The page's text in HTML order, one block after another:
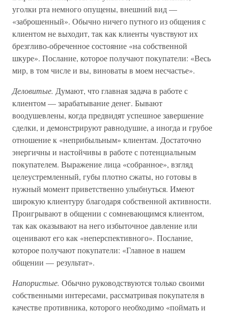
уголки рта немного опущены, внешний вид —
«заброшенный». Обычно ничего путного из общения с
клиентом не выходит, так как клиенты чувствуют их
брезгливо-обреченное состояние «на собственной
шкуре». Послание, которое получают покупатели: «Весь
мир, в том числе и вы, виноваты в моем несчастье».
Деловитые. Думают, что главная задача в работе с
клиентом — зарабатывание денег. Бывают
воодушевлены, когда предвидят успешное завершение
сделки, и демонстрируют равнодушие, а иногда и грубое
отношение к «неприбыльным» клиентам. Достаточно
энергичны и настойчивы в работе с потенциальным
покупателем. Выражение лица «собранное», взгляд
целеустремленный, губы плотно сжаты, но готовы в
нужный момент приветственно улыбнуться. Имеют
широкую клиентуру благодаря собственной активности.
Проигрывают в общении с сомневающимся клиентом,
так как оказывают на него избыточное давление или
оценивают его как «неперспективного». Послание,
которое получают покупатели: «Главное в нашем
общении — результат».
Напористые. Обычно руководствуются только своими
собственными интересами, рассматривая покупателя в
качестве противника, которого необходимо «поймать и